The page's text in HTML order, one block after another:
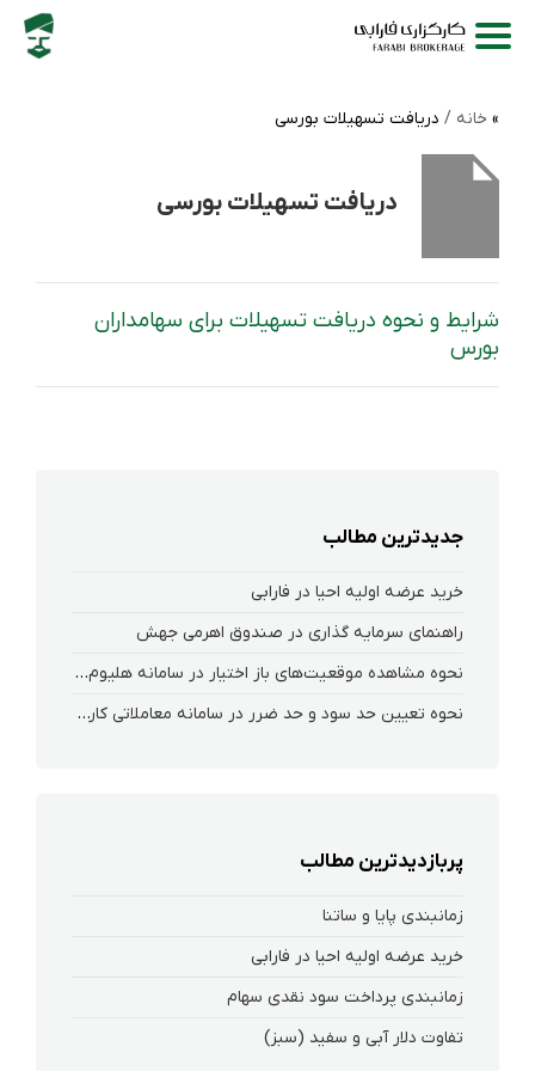
خانه / دریافت تسهیلات بورسی
دریافت تسهیلات بورسی
شرایط و نحوه دریافت تسهیلات برای سهامداران
بورس
جدیدترین مطالب
خرید عرضه اولیه احیا در فارابی
راهنمای سرمایه گذاری در صندوق اهرمی جهش
نحوه‌ مشاهده‌ موقعیت‌های باز اختیار در سامانه هلیوم و نکست
نحوه تعیین حد سود و حد ضرر در سامانه معاملاتی کارگزاری فارابی
پربازدیدترین مطالب
زمانبندی پایا و ساتنا
خرید عرضه اولیه احیا در فارابی
زمانبندی پرداخت سود نقدی سهام‌
تفاوت دلار آبی و سفید (سبز)